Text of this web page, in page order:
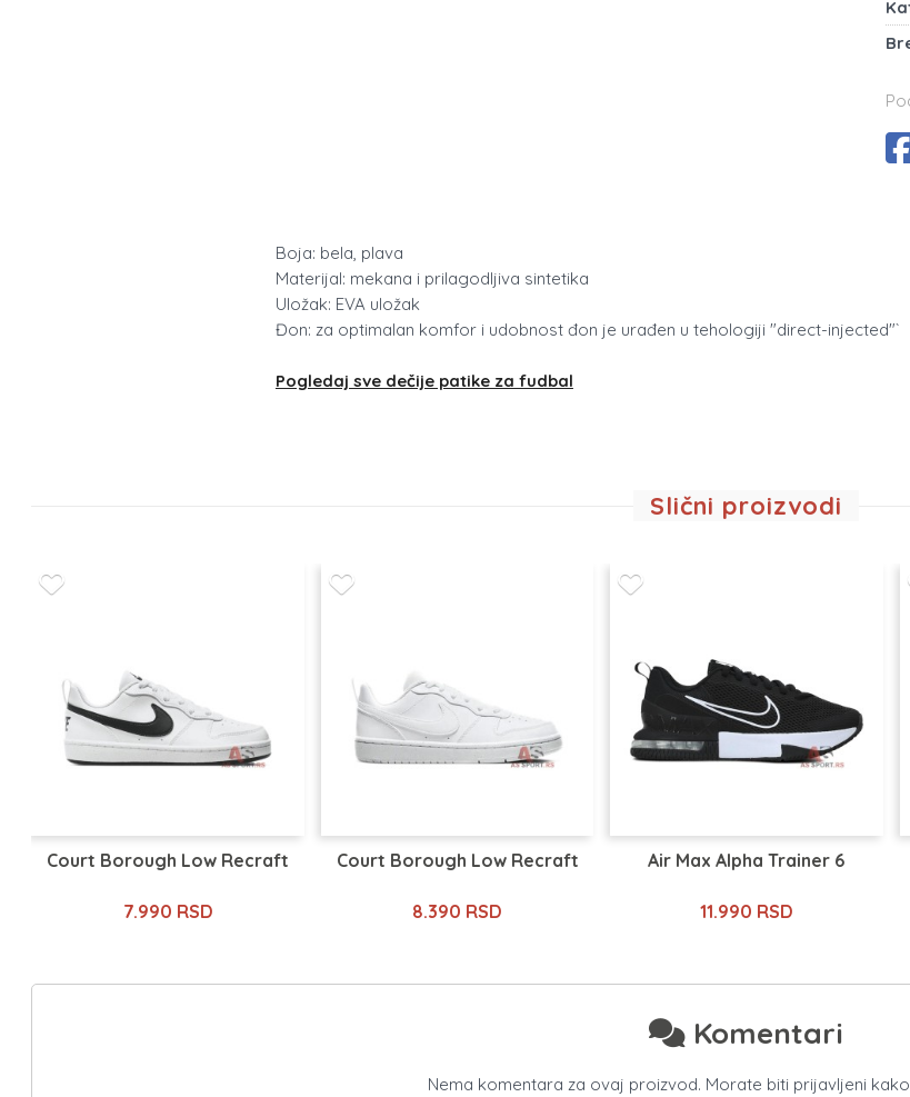
Boja: bela, plava
Materijal: mekana i prilagodljiva sintetika
Uložak: EVA uložak
Đon: za optimalan komfor i udobnost đon je urađen u tehologiji "direct-injected"`
Pogledaj sve dečije patike za fudbal
Slični proizvodi
Court Borough Low Recraft
7.990 RSD
Court Borough Low Recraft
8.390 RSD
Air Max Alpha Trainer 6
11.990 RSD
Komentari
Nema komentara za ovaj proizvod. Morate biti prijavljeni